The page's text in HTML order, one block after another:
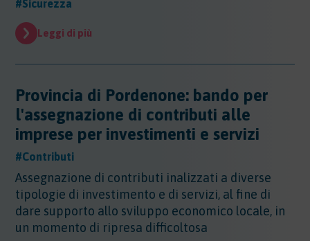
Regioni - Basilicata
Regioni - Friuli Venezia Giulia
Regioni - Lazio
Regioni - Liguria
Regioni - Lombardia
Regioni - Molise
Regioni - Piemonte
Regioni - Puglia
Regioni - Sardegna
Sentenze
Sicurezza - Apparecchi Sollevamento
Sicurezza - PED
Sicurezza - DPI
Sicurezza - Macchine
Sicurezza - Rischio chimico
Sicurezza - Rischio cancerogeno/mutageno
Sicurezza - Stress Lavoro-Correlato
Sicurezza - Seveso
Sicurezza - Prevenzione incendi
Sostanze
Sostanze
Sostanze - Pericolose
Sostanze - Trasporto Merci
Sostanze - Schede di Sicurezza
Sostanze - GHS/CLP/REACH
Sostenibilita
Sostenibilità
Trasporti
Trasporti
#Sicurezza
Leggi di più
Provincia di Pordenone: bando per
l'assegnazione di contributi alle
imprese per investimenti e servizi
#Contributi
Assegnazione di contributi inalizzati a diverse
tipologie di investimento e di servizi, al fine di
dare supporto allo sviluppo economico locale, in
un momento di ripresa difficoltosa